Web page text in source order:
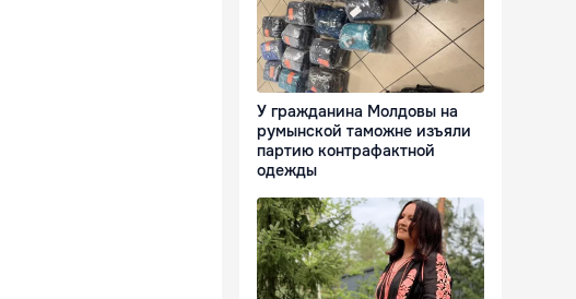
У гражданина Молдовы на
румынской таможне изъяли
партию контрафактной
одежды